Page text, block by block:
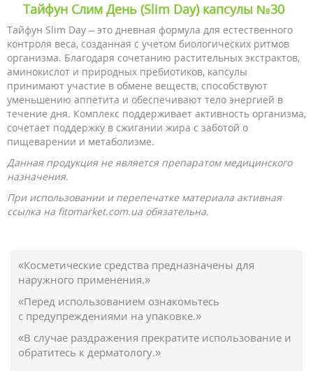
Тайфун Слим День (Slim Day) капсулы №30
Тайфун Slim Day – это дневная формула для естественного
контроля веса, созданная с учетом биологических ритмов
организма. Благодаря сочетанию растительных экстрактов,
аминокислот и природных пребиотиков, капсулы
принимают участие в обмене веществ, способствуют
уменьшению аппетита и обеспечивают тело энергией в
течение дня. Комплекс поддерживает активность организма,
сочетает поддержку в сжигании жира с заботой о
пищеварении и метаболизме.
Данная продукция не является препаратом медицинского
назначения.
При использовании и перепечатке материала активная
ссылка на fitomarket.com.ua обязательна.
«Косметические средства предназначены для
наружного применения.»
«Перед использованием ознакомьтесь
с предупреждениями на упаковке.»
«В случае раздражения прекратите использование и
обратитесь к дерматологу.»